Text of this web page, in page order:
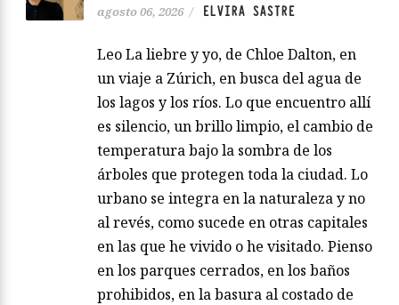
agosto 06, 2026 / ELVIRA SASTRE
Leo La liebre y yo, de Chloe Dalton, en
un viaje a Zúrich, en busca del agua de
los lagos y los ríos. Lo que encuentro allí
es silencio, un brillo limpio, el cambio de
temperatura bajo la sombra de los
árboles que protegen toda la ciudad. Lo
urbano se integra en la naturaleza y no
al revés, como sucede en otras capitales
en las que he vivido o he visitado. Pienso
en los parques cerrados, en los baños
prohibidos, en la basura al costado de